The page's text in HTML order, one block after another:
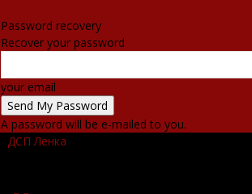
Password recovery
Recover your password
your email
A password will be e-mailed to you.
ДСП Ленка